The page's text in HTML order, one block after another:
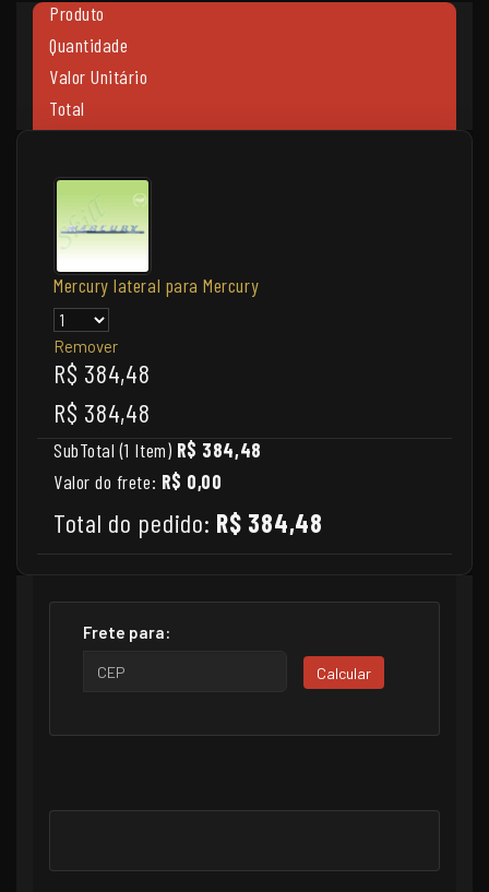
Produto
Quantidade
Valor Unitário
Total
Mercury lateral para Mercury
Remover
R$ 384,48
R$ 384,48
SubTotal (1 Item) R$ 384,48
Valor do frete: R$ 0,00
Total do pedido: R$ 384,48
Frete para:
Calcular